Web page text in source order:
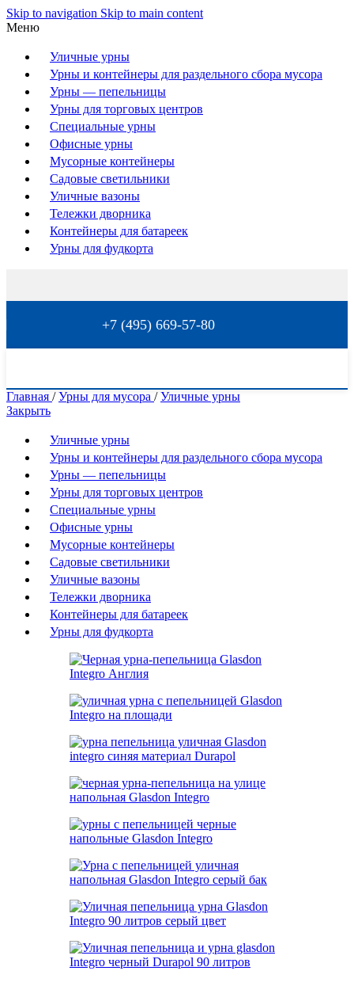
Skip to navigation Skip to main content
Меню
Уличные урны
Урны и контейнеры для раздельного сбора мусора
Урны — пепельницы
Урны для торговых центров
Специальные урны
Офисные урны
Мусорные контейнеры
Садовые светильники
Уличные вазоны
Тележки дворника
Контейнеры для батареек
Урны для фудкорта
+7 (495) 669-57-80
Главная / Урны для мусора / Уличные урны
Закрыть
Уличные урны
Урны и контейнеры для раздельного сбора мусора
Урны — пепельницы
Урны для торговых центров
Специальные урны
Офисные урны
Мусорные контейнеры
Садовые светильники
Уличные вазоны
Тележки дворника
Контейнеры для батареек
Урны для фудкорта